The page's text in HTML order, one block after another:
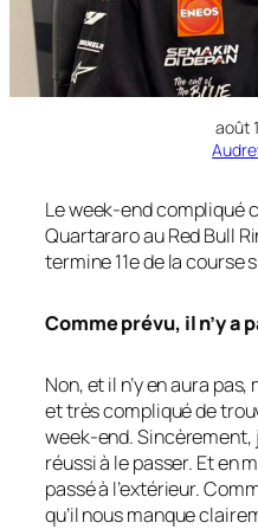
août
Le week-end compliqué
Quartararo au Red Bull
termine 11e de la course
Comme prévu, il n’y a
Non, et il n’y en aura
et très compliqué de
week-end. Sincèrement,
réussi à le passer. Et en
passé à l’extérieur.
qu’il nous manque